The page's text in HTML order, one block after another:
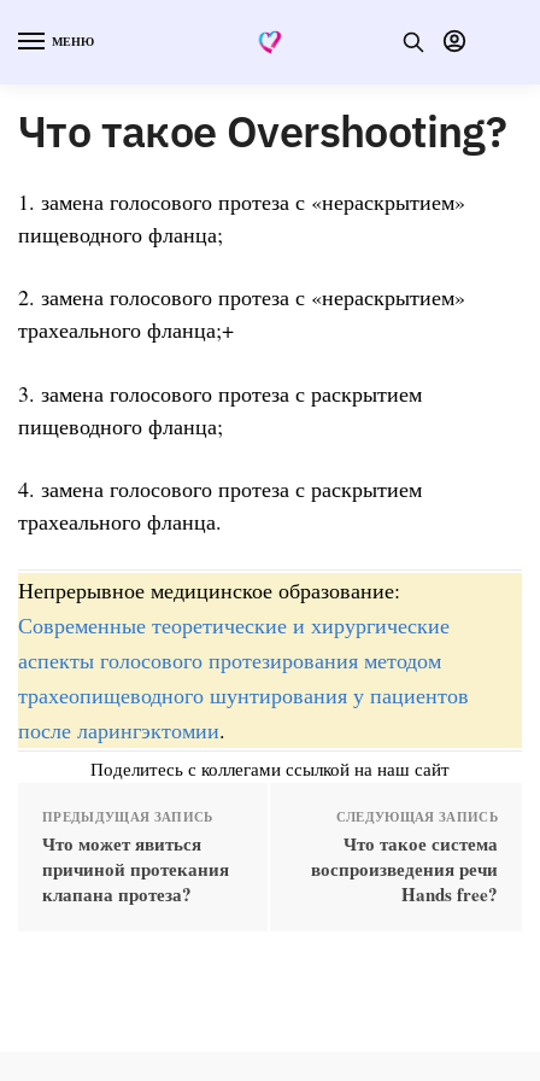
МЕНЮ
Что такое Overshooting?
1. замена голосового протеза с «нераскрытием»
пищеводного фланца;
2. замена голосового протеза с «нераскрытием»
трахеального фланца;+
3. замена голосового протеза с раскрытием
пищеводного фланца;
4. замена голосового протеза с раскрытием
трахеального фланца.
Непрерывное медицинское образование:
Современные теоретические и хирургические
аспекты голосового протезирования методом
трахеопищеводного шунтирования у пациентов
после ларингэктомии.
Поделитесь с коллегами ссылкой на наш сайт
ПРЕДЫДУЩАЯ ЗАПИСЬ
Что может явиться
причиной протекания
клапана протеза?
СЛЕДУЮЩАЯ ЗАПИСЬ
Что такое система
воспроизведения речи
Hands free?